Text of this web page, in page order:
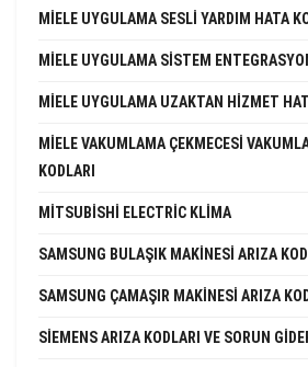
MIELE UYGULAMA SESLI YARDIM HATA
MIELE UYGULAMA SISTEM
MIELE UYGULAMA UZAKTAN HIZMET
MIELE VAKUMLAMA ÇEKMECESI
KODLARI
MITSUBISHI ELECTRIC KLIMA
SAMSUNG BULAŞIK MAKINESI ARIZA
SAMSUNG ÇAMAŞIR MAKINESI ARIZA
SIEMENS ARIZA KODLARI VE SORUN